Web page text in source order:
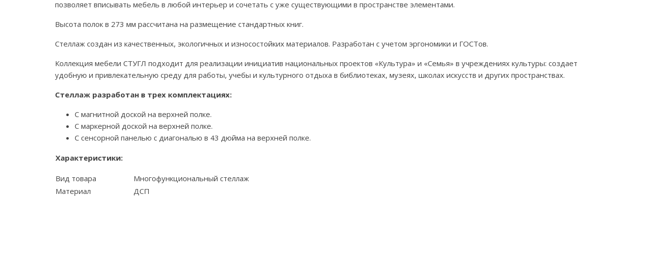
позволяет вписывать мебель в любой интерьер и сочетать с уже существующими в пространстве элементами.
Высота полок в 273 мм рассчитана на размещение стандартных книг.
Стеллаж создан из качественных, экологичных и износостойких материалов. Разработан с учетом эргономики и ГОСТов.
Коллекция мебели СТУГЛ подходит для реализации инициатив национальных проектов «Культура» и «Семья» в учреждениях культуры: создает
удобную и привлекательную среду для работы, учебы и культурного отдыха в библиотеках, музеях, школах искусств и других пространствах.
Стеллаж разработан в трех комплектациях:
С магнитной доской на верхней полке.
С маркерной доской на верхней полке.
С сенсорной панелью с диагональю в 43 дюйма на верхней полке.
Характеристики:
Вид товара
Многофункциональный стеллаж
Материал
ДСП